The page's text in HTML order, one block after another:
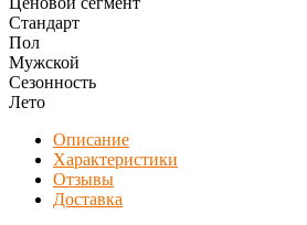
Стандарт
Пол
Мужской
Сезонность
Лето
Описание
Характеристики
Отзывы
Доставка